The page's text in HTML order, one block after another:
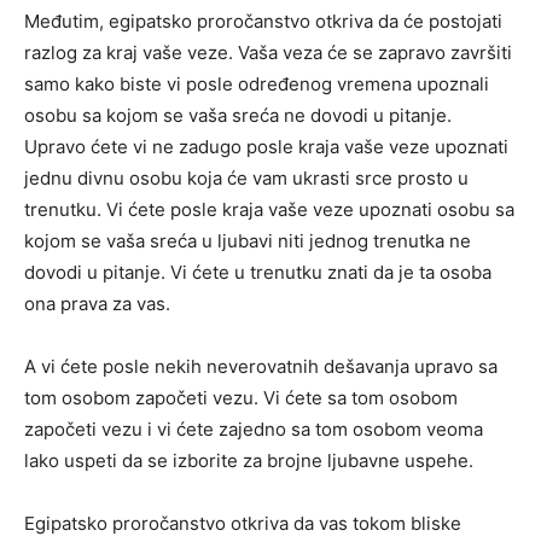
Međutim, egipatsko proročanstvo otkriva da će postojati
razlog za kraj vaše veze. Vaša veza će se zapravo završiti
samo kako biste vi posle određenog vremena upoznali
osobu sa kojom se vaša sreća ne dovodi u pitanje.
Upravo ćete vi ne zadugo posle kraja vaše veze upoznati
jednu divnu osobu koja će vam ukrasti srce prosto u
trenutku. Vi ćete posle kraja vaše veze upoznati osobu sa
kojom se vaša sreća u ljubavi niti jednog trenutka ne
dovodi u pitanje. Vi ćete u trenutku znati da je ta osoba
ona prava za vas.
A vi ćete posle nekih neverovatnih dešavanja upravo sa
tom osobom započeti vezu. Vi ćete sa tom osobom
započeti vezu i vi ćete zajedno sa tom osobom veoma
lako uspeti da se izborite za brojne ljubavne uspehe.
Egipatsko proročanstvo otkriva da vas tokom bliske